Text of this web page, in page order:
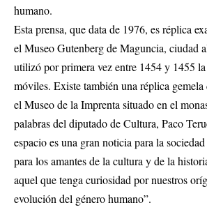
humano.
Esta prensa, que data de 1976, es réplica
el Museo Gutenberg de Maguncia, ciudad
utilizó por primera vez entre 1454 y 1455
móviles. Existe también una réplica gemela
el Museo de la Imprenta situado en el
palabras del diputado de Cultura, Paco
espacio es una gran noticia para la
para los amantes de la cultura y de la
aquel que tenga curiosidad por nuestros
evolución del género humano”.